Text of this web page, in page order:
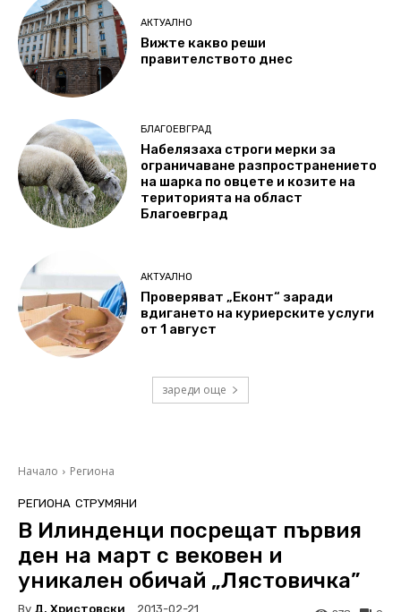
АКТУАЛНО
Вижте какво реши
правителството днес
БЛАГОЕВГРАД
Набелязаха строги мерки за
ограничаване разпространението
на шарка по овцете и козите на
територията на област
Благоевград
АКТУАЛНО
Проверяват „Еконт“ заради
вдигането на куриерските услуги
от 1 август
зареди още